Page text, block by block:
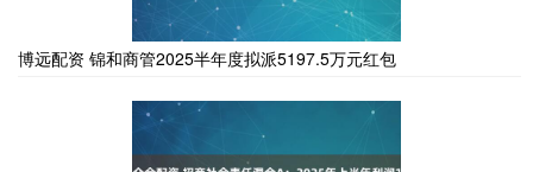
博远配资 锦和商管2025半年度拟派5197.5万元红包